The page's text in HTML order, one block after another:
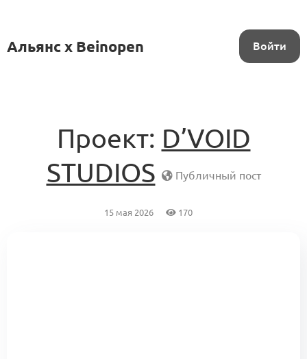
Альянс x Beinopen Войти
Проект: D’VOID
STUDIOS
Публичный пост
15 мая 2026 170